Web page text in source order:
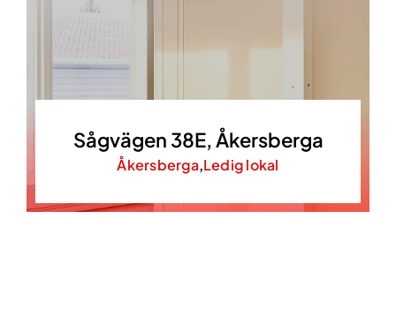
Sågvägen 38E, Åkersberga
Åkersberga,Ledig lokal